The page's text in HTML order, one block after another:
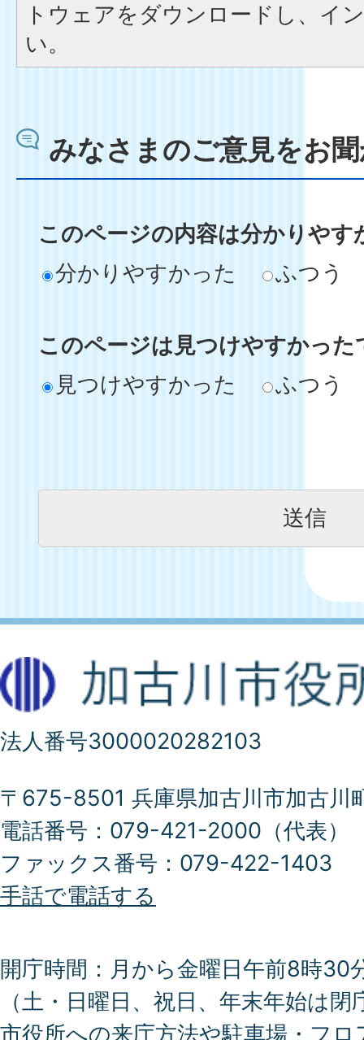
トウェアをダウンロードし、イ
い。
みなさまのご意見をお
このページの内容は分かりやす
分かりやすかった
ふつう
このページは見つけやすかった
見つけやすかった
ふつう
法人番号3000020282103
〒675-8501 兵庫県加古川市加古川
電話番号：079-421-2000（代表）
ファックス番号：079-422-1403
手話で電話する
開庁時間：月から金曜日午前8時30
（土・日曜日、祝日、年末年始は閉
市役所への来庁方法や駐車場・フ